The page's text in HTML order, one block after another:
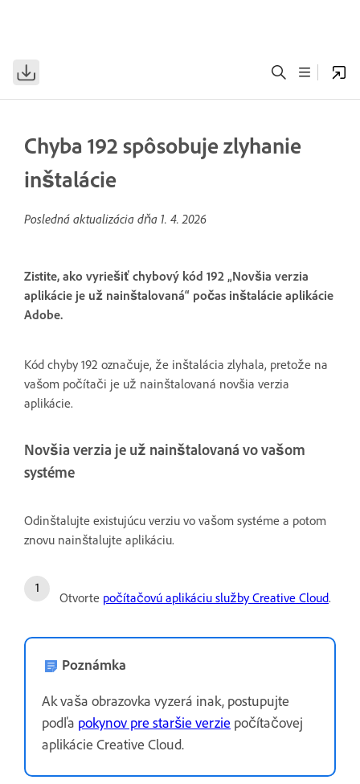
Chyba 192 spôsobuje zlyhanie
inštalácie
Posledná aktualizácia dňa 1. 4. 2026
Zistite, ako vyriešiť chybový kód 192 „Novšia verzia
aplikácie je už nainštalovaná“ počas inštalácie aplikácie
Adobe.
Kód chyby 192 označuje, že inštalácia zlyhala, pretože na
vašom počítači je už nainštalovaná novšia verzia
aplikácie.
Novšia verzia je už nainštalovaná vo vašom
systéme
Odinštalujte existujúcu verziu vo vašom systéme a potom
znovu nainštalujte aplikáciu.
Otvorte počítačovú aplikáciu služby Creative Cloud.
Poznámka
Ak vaša obrazovka vyzerá inak, postupujte
podľa pokynov pre staršie verzie počítačovej
aplikácie Creative Cloud.